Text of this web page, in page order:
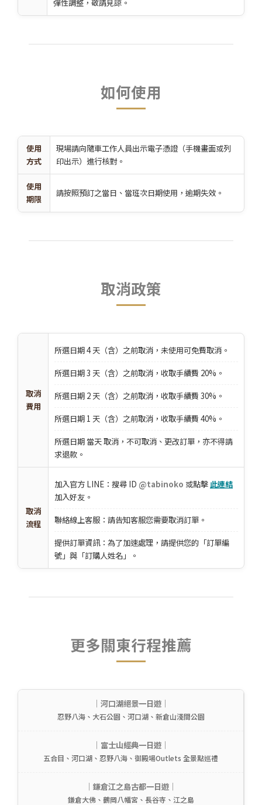
彈性調整，敬請見諒。
如何使用
使用
方式
現場請向隨車工作人員出示電子憑證（手機畫面或列
印出示）進行核對。
使用
期限
請按照預訂之當日、當班次日期使用，逾期失效。
取消政策
取消
費用
所選日期 4 天（含）之前取消，未使用可免費取消。
所選日期 3 天（含）之前取消，收取手續費 20%。
所選日期 2 天（含）之前取消，收取手續費 30%。
所選日期 1 天（含）之前取消，收取手續費 40%。
所選日期 當天 取消，不可取消、更改訂單，亦不得請
求退款。
取消
流程
加入官方 LINE：搜尋 ID @tabinoko 或點擊此連結
加入好友。
聯絡線上客服：請告知客服您需要取消訂單。
提供訂單資訊：為了加速處理，請提供您的「訂單編
號」與「訂購人姓名」。
更多關東行程推薦
｜河口湖絕景一日遊｜
忍野八海、大石公園、河口湖、新倉山淺間公園
｜富士山經典一日遊｜
五合目、河口湖、忍野八海、御殿場Outlets 全景點巡禮
｜鎌倉江之島古都一日遊｜
鎌倉大佛、鶴岡八幡宮、長谷寺、江之島